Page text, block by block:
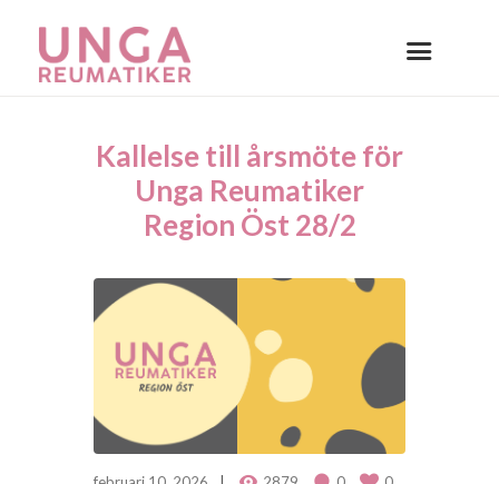
Kallelse till årsmöte för
Unga Reumatiker
Region Öst 28/2